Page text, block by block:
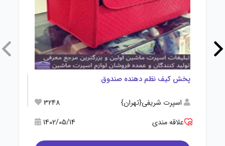
پخش کیف نظم دهنده صندوق
اسپرت شریفی{تهران}
3248
علاقه مندی
1402/05/14